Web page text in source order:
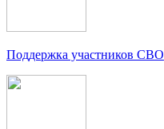
Поддержка участников СВО